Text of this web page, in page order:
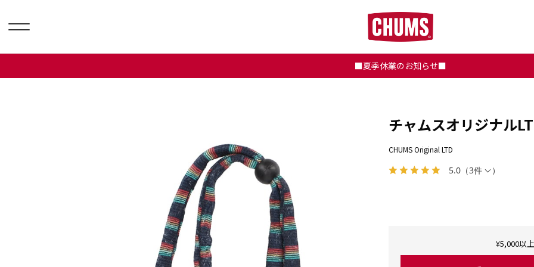
■夏季休業のお知らせ■
5.0 （3件 ）
チャムスオリジナル
CHUMS Original LTD
¥5,000以